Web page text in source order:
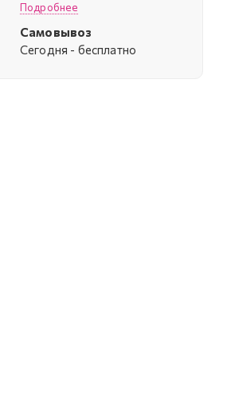
Подробнее
Самовывоз
Cегодня - бесплатно